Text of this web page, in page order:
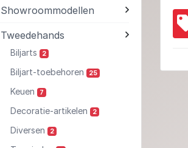
Showroommodellen
Tweedehands
Biljarts 2
Biljart-toebehoren 25
Keuen 7
Decoratie-artikelen 2
Diversen 2